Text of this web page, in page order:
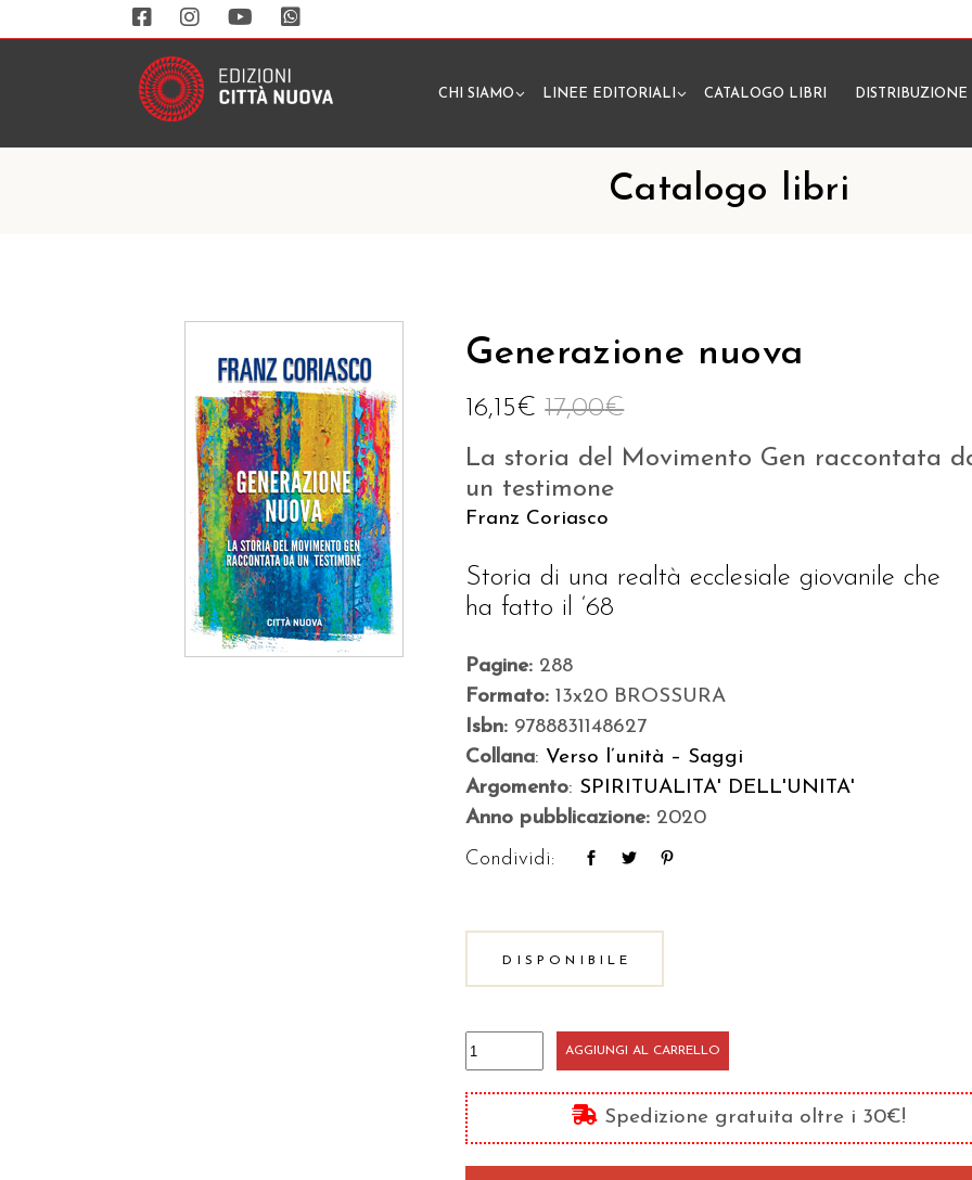
CHI SIAMO LINEE EDITORIALI CATALOGO LIBRI DISTRIBUZIONE
Catalogo libri
Generazione nuova
17,00€
16,15€
La storia del Movimento Gen raccontata
un testimone
Franz Coriasco
Storia di una realtà ecclesiale giovanile che
ha fatto il ‘68
Pagine: 288
Formato:13x20 BROSSURA
Isbn: 9788831148627
Collana: Verso l’unità – Saggi
Argomento: SPIRITUALITA' DELL'UNITA'
Anno pubblicazione: 2020
Condividi:
DISPONIBILE
Generazione
nuova
quantità
AGGIUNGI AL CARRELLO
Spedizione gratuita oltre i 30€!